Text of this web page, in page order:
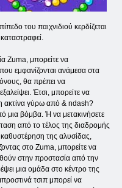
του παιχνιδιού κερδίζεται
Zuma, μπορείτε να
εμφανίζονται ανάμεσα στα
θα πρέπει να
Έτσι, μπορείτε να
ακτίνα γύρω από & ndash?
μια βόμβα. Ή να μετακινήσετε
από το τέλος της διαδρομής
καθυστέρηση της αλυσίδας,
στο Zuma, μπορείτε να
στην προστασία από την
μια ομάδα στο κέντρο της
τσιπ μπορεί να